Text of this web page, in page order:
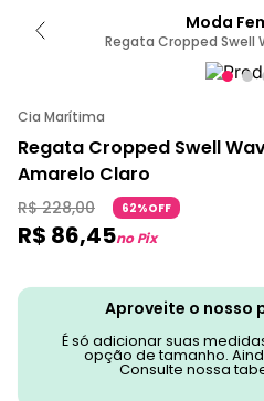
Moda
Regata Cropped Swell
Cia Marítima
Regata Cropped Swell
Amarelo Claro
R$ 228,00 62%OFF
R$ 86,45no Pix
Aproveite o nosso
É só adicionar suas
opção de tamanho.
Consulte nossa